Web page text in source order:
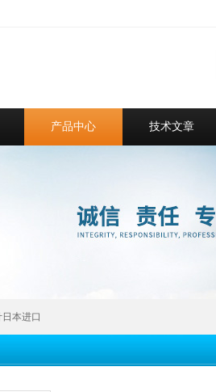
产品中心 技术文章
本进口